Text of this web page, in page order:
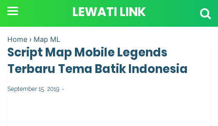
LEWATI LINK
Home › Map ML
Script Map Mobile Legends
Terbaru Tema Batik Indonesia
September 15, 2019